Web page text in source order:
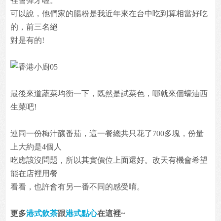
可以說，他們家的腸粉是我近年來在台中吃到算相當好吃
的，前三名絕
對是有的!
最後來道蔬菜均衡一下，既然是試菜色，哪就來個蠔油西
生菜吧!
連同一份梅汁釀番茄，這一餐總共只花了700多塊，份量
上大約是4個人
吃應該沒問題，所以其實價位上面還好。改天有機會希望
能在店裡用餐
看看，也許會有另一番不同的感受唷。
更多港式飲茶跟港式點心在這裡~